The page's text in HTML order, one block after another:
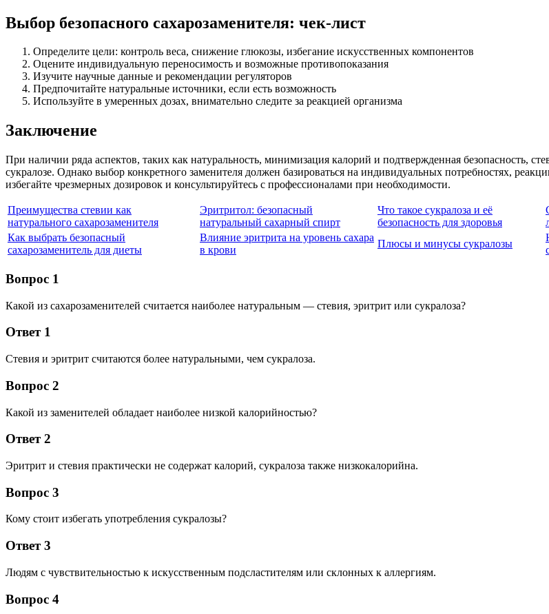
Выбор безопасного сахарозаменителя: чек-лист
Определите цели: контроль веса, снижение глюкозы, избегание искусственных компонентов
Оцените индивидуальную переносимость и возможные противопоказания
Изучите научные данные и рекомендации регуляторов
Предпочитайте натуральные источники, если есть возможность
Используйте в умеренных дозах, внимательно следите за реакцией организма
Заключение
При наличии ряда аспектов, таких как натуральность, минимизация калорий и подтвержденная безопасность,
сукралозе. Однако выбор конкретного заменителя должен базироваться на индивидуальных потребностях,
избегайте чрезмерных дозировок и консультируйтесь с профессионалами при необходимости.
Преимущества стевии как
натурального сахарозаменителя
Эритритол: безопасный
натуральный сахарный спирт
Что такое сукралоза и её
безопасность для здоровья
Как выбрать безопасный
сахарозаменитель для диеты
Влияние эритрита на уровень сахара
в крови
Плюсы и минусы сукралозы
Вопрос 1
Какой из сахарозаменителей считается наиболее натуральным — стевия, эритрит или сукралоза?
Ответ 1
Стевия и эритрит считаются более натуральными, чем сукралоза.
Вопрос 2
Какой из заменителей обладает наиболее низкой калорийностью?
Ответ 2
Эритрит и стевия практически не содержат калорий, сукралоза также низкокалорийна.
Вопрос 3
Кому стоит избегать употребления сукралозы?
Ответ 3
Людям с чувствительностью к искусственным подсластителям или склонных к аллергиям.
Вопрос 4